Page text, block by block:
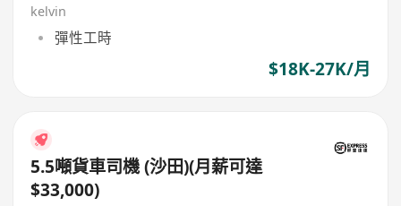
kelvin
彈性工時
$18K-27K/月
5.5噸貨車司機 (沙田)(月薪可達
$33,000)